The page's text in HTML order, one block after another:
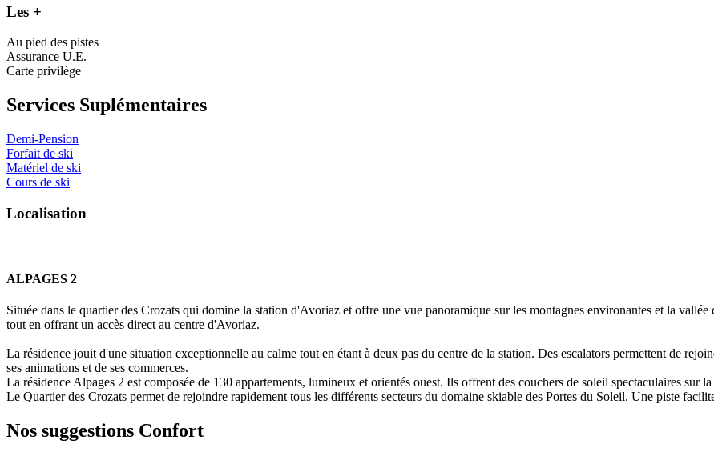
Les +
Au pied des pistes
Assurance U.E.
Carte privilège
Services Suplémentaires
Demi-Pension
Forfait de ski
Matériel de ski
Cours de ski
Localisation
ALPAGES 2
Située dans le quartier des Crozats qui domine la station d'Avoriaz et offre une vue panoramique sur les montagnes environantes et la
tout en offrant un accès direct au centre d'Avoriaz.
La résidence jouit d'une situation exceptionnelle au calme tout en étant à deux pas du centre de la station. Des escalators permettent de
ses animations et de ses commerces.
La résidence Alpages 2 est composée de 130 appartements, lumineux et orientés ouest. Ils offrent des couchers de soleil spectaculaires sur
Le Quartier des Crozats permet de rejoindre rapidement tous les différents secteurs du domaine skiable des Portes du Soleil. Une piste
Nos suggestions Confort